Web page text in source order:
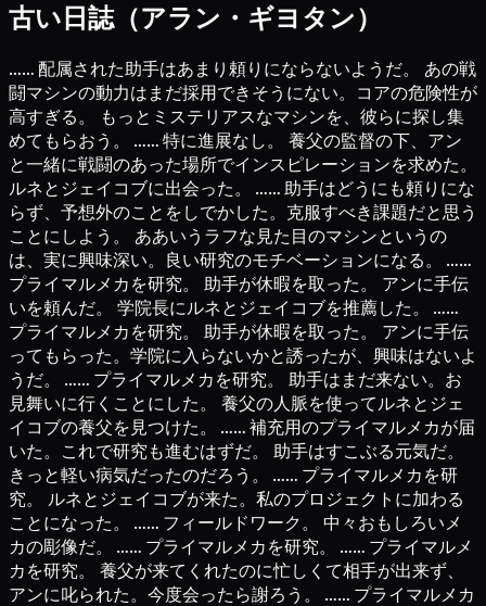
古い日誌（アラン・ギヨタン）
…… 配属された助手はあまり頼りにならないようだ。 あの戦
闘マシンの動力はまだ採用できそうにない。コアの危険性が
高すぎる。 もっとミステリアスなマシンを、彼らに探し集
めてもらおう。 …… 特に進展なし。 養父の監督の下、アン
と一緒に戦闘のあった場所でインスピレーションを求めた。
ルネとジェイコブに出会った。 …… 助手はどうにも頼りにな
らず、予想外のことをしでかした。克服すべき課題だと思う
ことにしよう。 ああいうラフな見た目のマシンというの
は、実に興味深い。良い研究のモチベーションになる。 ……
プライマルメカを研究。 助手が休暇を取った。 アンに手伝
いを頼んだ。 学院長にルネとジェイコブを推薦した。 ……
プライマルメカを研究。 助手が休暇を取った。 アンに手伝
ってもらった。学院に入らないかと誘ったが、興味はないよ
うだ。 …… プライマルメカを研究。 助手はまだ来ない。お
見舞いに行くことにした。 養父の人脈を使ってルネとジェ
イコブの養父を見つけた。 …… 補充用のプライマルメカが届
いた。これで研究も進むはずだ。 助手はすこぶる元気だ。
きっと軽い病気だったのだろう。 …… プライマルメカを研
究。 ルネとジェイコブが来た。私のプロジェクトに加わる
ことになった。 …… フィールドワーク。 中々おもしろいメ
カの彫像だ。 …… プライマルメカを研究。 …… プライマルメ
カを研究。 養父が来てくれたのに忙しくて相手が出来ず、
アンに叱られた。今度会ったら謝ろう。 …… プライマルメカ